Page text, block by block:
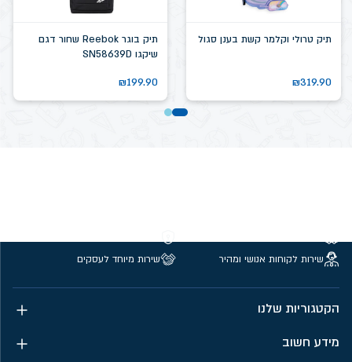
תיק טרולי וקלמר קשת בענן סגול
₪319.90
תיק בוגר Reebok שחור דגם
שיקגו SN58639D
₪199.90
שירות לקוחות אנושי ומהיר
שירות מיוחד לעסקים
הקטגוריות שלנו
מידע חשוב